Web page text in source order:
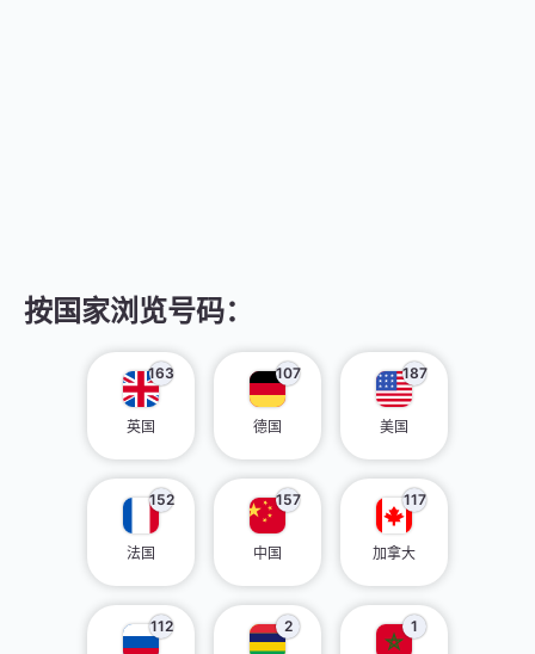
按国家浏览号码：
163
英国
107
德国
187
美国
152
法国
157
中国
117
加拿大
112 2 1